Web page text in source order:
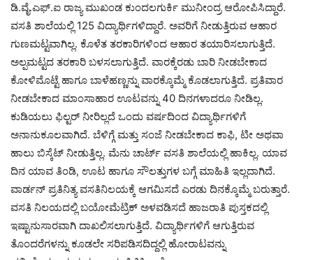
ಡಿ.ವೈ.ಎಫ್.ಐ ರಾಜ್ಯ ಮುಖಂಡ ಕುಂದಲಗುರ್ಕಿ ಮುನೀಂದ್ರ ಆರೋಪಿಸಿದ್ದಾರೆ.
ವಸತಿ ಶಾಲೆಯಲ್ಲಿ 125 ವಿದ್ಯಾರ್ಥಿಗಳಿದ್ದಾರೆ. ಅವರಿಗೆ ನೀಡುತ್ತಿರುವ ಆಹಾರ
ಗುಣಮಟ್ಟವಾಗಿಲ್ಲ. ಕೊಳೆತ ತರಕಾರಿಗಳಿಂದ ಆಹಾರ ತಯಾರಿಸಲಾಗುತ್ತಿದೆ.
ಅಲ್ಪಮಟ್ಟದ ತರಕಾರಿ ಬಳಸಲಾಗುತ್ತಿದೆ. ವಾರಕ್ಕೆರಡು ಬಾರಿ ನೀಡಬೇಕಾದ
ಕೋಳಿಮೊಟ್ಟೆ ಹಾಗೂ ಬಾಳೆಹಣ್ಣನ್ನು ವಾರಕ್ಕೊಮ್ಮೆ ಕೊಡಲಾಗುತ್ತಿದೆ. ಪ್ರತಿವಾರ
ನೀಡಬೇಕಾದ ಮಾಂಸಾಹಾರ ಊಟವನ್ನು 40 ದಿನಗಳಾದರೂ ನೀಡಿಲ್ಲ.
ಕುಡಿಯಲು ಫಿಲ್ಟರ್ ನೀರಿಲ್ಲದೆ ಒಂದು ವರ್ಷದಿಂದ ವಿದ್ಯಾರ್ಥಿಗಳಿಗೆ
ಅನಾನುಕೂಲವಾಗಿದೆ. ಬೆಳಿಗ್ಗೆ ಮತ್ತು ಸಂಜೆ ನೀಡಬೇಕಾದ ಕಾಫಿ, ಟೀ ಅಥವಾ
ಹಾಲು ಬಿಸ್ಕೆಟ್ ನೀಡುತ್ತಿಲ್ಲ. ಮೆನು ಚಾರ್ಟ್ ವಸತಿ ಶಾಲೆಯಲ್ಲಿ ಹಾಕಿಲ್ಲ. ಯಾವ
ದಿನ ಯಾವ ತಿಂಡಿ, ಊಟ ಹಾಗೂ ಸೌಲತ್ತುಗಳ ಬಗ್ಗೆ ಮಾಹಿತಿ ಇಲ್ಲದಾಗಿದೆ.
ವಾರ್ಡನ್ ಪ್ರತಿನಿತ್ಯ ವಸತಿನಿಲಯಕ್ಕೆ ಆಗಮಿಸದೆ ಎರಡು ದಿನಕ್ಕೊಮ್ಮೆ ಬರುತ್ತಾರೆ.
ವಸತಿ ನಿಲಯದಲ್ಲಿ ಬಯೋಮೆಟ್ರಿಕ್ ಅಳವಡಿಸದೆ ಹಾಜರಾತಿ ಪುಸ್ತಕದಲ್ಲಿ
ಇಷ್ಟಾನುಸಾರವಾಗಿ ದಾಖಲಿಸಲಾಗುತ್ತಿದೆ. ವಿದ್ಯಾರ್ಥಿಗಳಿಗೆ ಆಗುತ್ತಿರುವ
ತೊಂದರೆಗಳನ್ನು ಕೂಡಲೇ ಸರಿಪಡಿಸದಿದ್ದಲ್ಲಿ ಹೋರಾಟವನ್ನು